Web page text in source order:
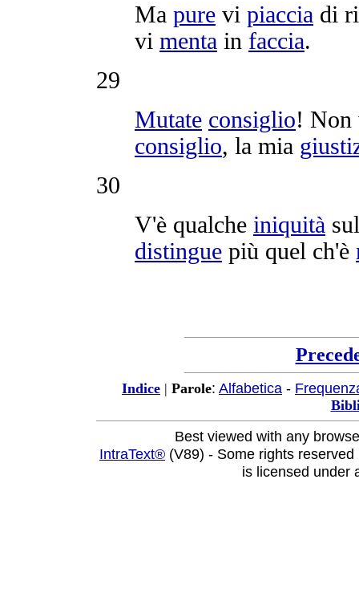
Ma pure vi piaccia di
vi menta in faccia.
29
Mutate consiglio!
consiglio, la mia
30
V'è qualche iniquità
distingue più quel ch'è
Indice | Parole: Alfabetica -
Best viewed with any
IntraText® (V89) - Some rights
is licensed under